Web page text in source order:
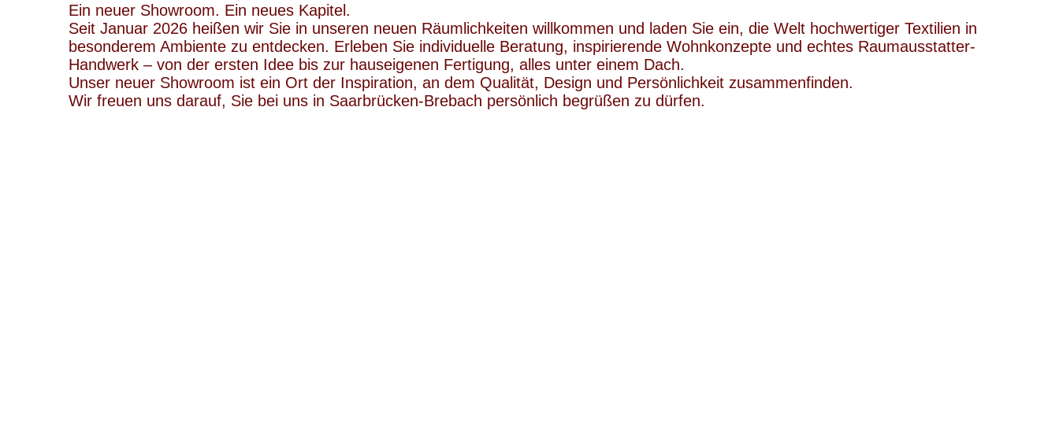
Ein neuer Showroom. Ein neues Kapitel.
Seit Januar 2026 heißen wir Sie in unseren neuen Räumlichkeiten willkommen und laden Sie ein, die Welt hochwertiger Textilien in
besonderem Ambiente zu entdecken. Erleben Sie individuelle Beratung, inspirierende Wohnkonzepte und echtes Raumausstatter-
Handwerk – von der ersten Idee bis zur hauseigenen Fertigung, alles unter einem Dach.
Unser neuer Showroom ist ein Ort der Inspiration, an dem Qualität, Design und Persönlichkeit zusammenfinden.
Wir freuen uns darauf, Sie bei uns in Saarbrücken-Brebach persönlich begrüßen zu dürfen.